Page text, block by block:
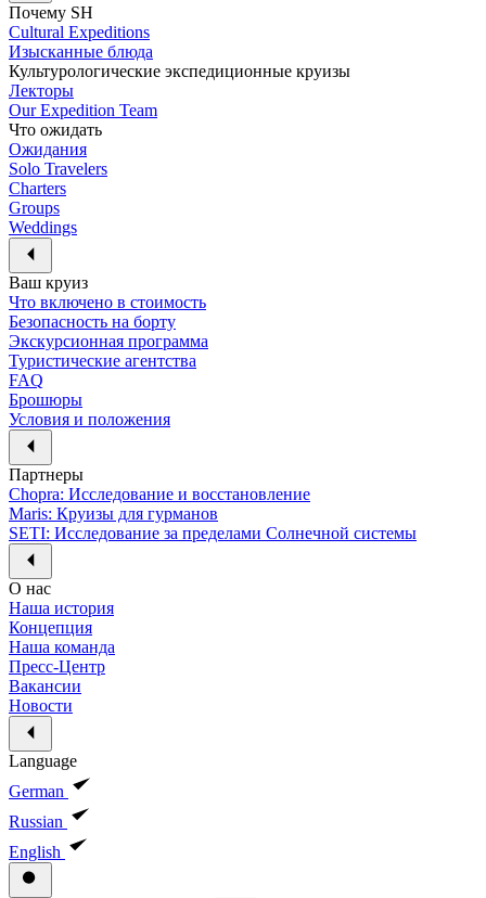
Почему SH
Cultural Expeditions
Изысканные блюда
Культурологические экспедиционные круизы
Лекторы
Our Expedition Team
Что ожидать
Ожидания
Solo Travelers
Charters
Groups
Weddings
Ваш круиз
Что включено в стоимость
Безопасность на борту
Экскурсионная программа
Туристические агентства
FAQ
Брошюры
Условия и положения
Партнеры
Chopra: Исследование и восстановление
Maris: Круизы для гурманов
SETI: Исследование за пределами Солнечной системы
О нас
Наша история
Концепция
Наша команда
Пресс-Центр
Вакансии
Новости
Language
German
Russian
English